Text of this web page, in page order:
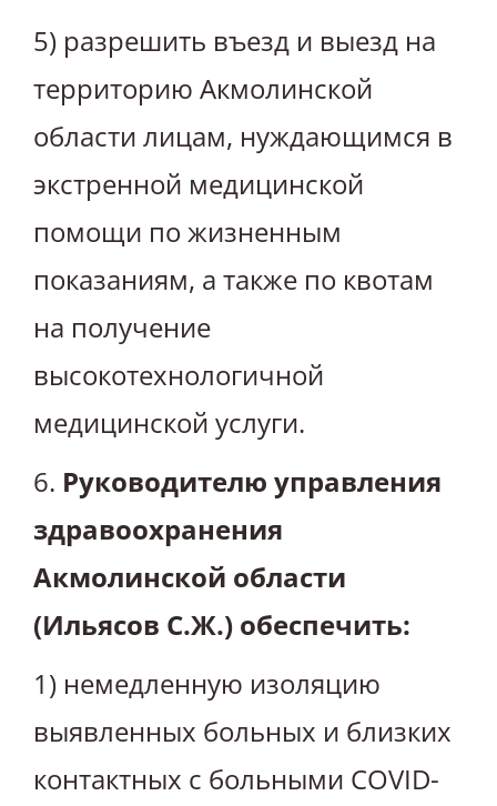
5) разрешить въезд и выезд на
территорию Акмолинской
области лицам, нуждающимся в
экстренной медицинской
помощи по жизненным
показаниям, а также по квотам
на получение
высокотехнологичной
медицинской услуги.
6. Руководителю управления
здравоохранения
Акмолинской области
(Ильясов С.Ж.) обеспечить:
1) немедленную изоляцию
выявленных больных и близких
контактных с больными COVID-